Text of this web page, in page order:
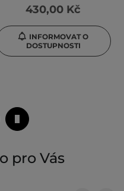
430,00 Kč
INFORMOVAT O
DOSTUPNOSTI
pro Vás